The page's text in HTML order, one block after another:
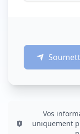
Vos
uniquement